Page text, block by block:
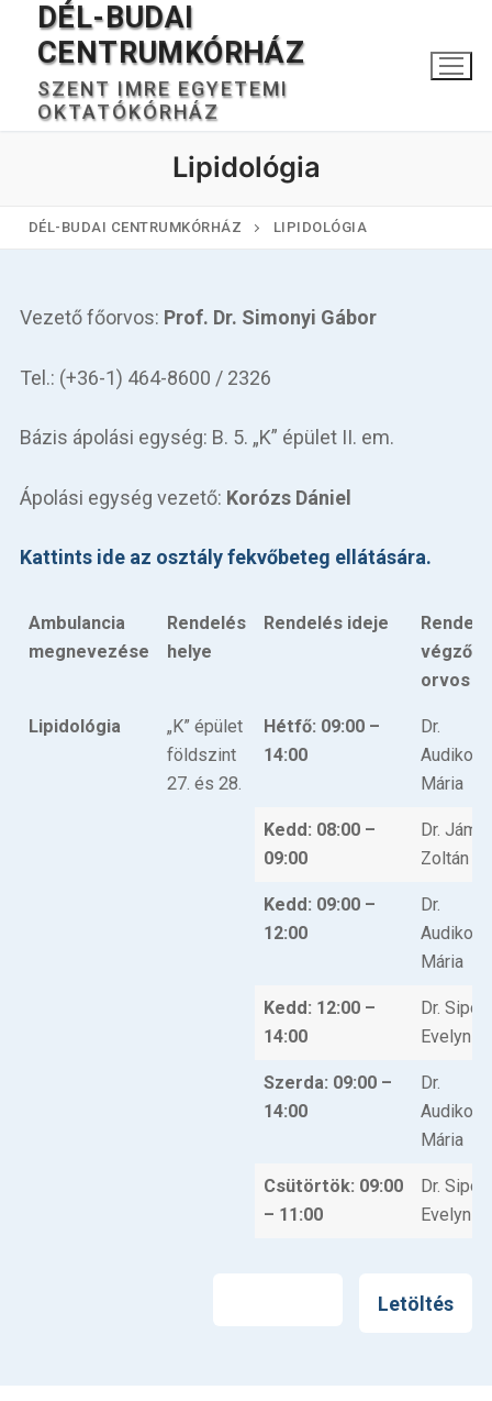
Ugrás
tartalomra
DÉL-BUDAI
CENTRUMKÓRHÁZ
SZENT IMRE EGYETEMI
OKTATÓKÓRHÁZ
Keresése:
Főoldal
Kórházunkról
Betegellátás
Elérhetőségeink
Praktikus információk
Közérdekű adatok
Hírek
Lipidológia
DÉL-BUDAI CENTRUMKÓRHÁZ LIPIDOLÓGIA
Vezető főorvos: Prof. Dr. Simonyi Gábor
Tel.: (+36-1) 464-8600 / 2326
Bázis ápolási egység: B. 5. „K” épület II. em.
Ápolási egység vezető: Korózs Dániel
Kattints ide az osztály fekvőbeteg ellátására.
Ambulancia
megnevezése
Rendelés
helye
Rendelés ideje
végző
orvos
Lipidológia
„K” épület
földszint
27. és 28.
Hétfő: 09:00 –
14:00
Dr.
Mária
Kedd: 08:00 –
09:00
Dr.
Zoltán
Kedd: 09:00 –
12:00
Dr.
Mária
Kedd: 12:00 –
14:00
Dr. Sipos
Evelyn
Szerda: 09:00 –
14:00
Dr.
Mária
Csütörtök: 09:00
– 11:00
Dr. Sipos
Evelyn
Letöltés